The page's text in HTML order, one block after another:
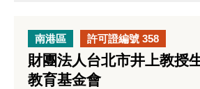
南港區 許可證編號 358
財團法人台北市井上教授
教育基金會